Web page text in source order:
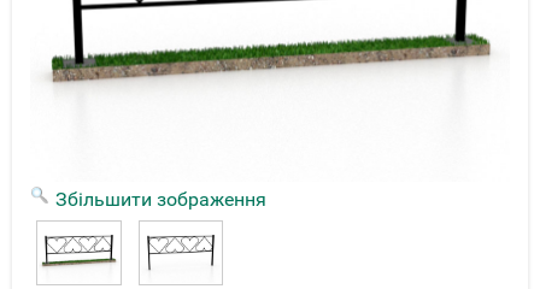
Збільшити зображення